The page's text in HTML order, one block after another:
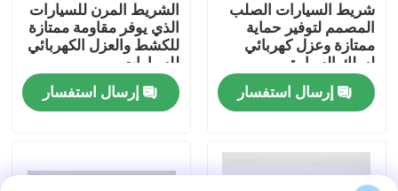
حول بنا
جولة في المعمل
ضبط الجودة
شريط السيارات الصلب
المصمم لتوفير حماية
ممتازة وعزل كهربائي
لسلك السيارة
إرسال استفسار
الشريط المرن للسيارات
الذي يوفر مقاومة ممتازة
للكشط والعزل الكهربائي
للسيارات
إرسال استفسار